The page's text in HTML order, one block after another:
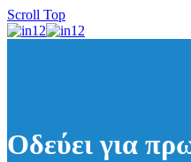
Scroll Top
Οδεύει για